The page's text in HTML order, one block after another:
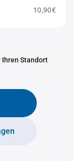
10,90€
Ihren Standort